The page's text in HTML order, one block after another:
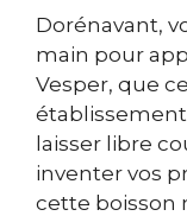
Dorénavant,
main pour
Vesper, que
établissement
laisser libre
inventer vos
cette boisson